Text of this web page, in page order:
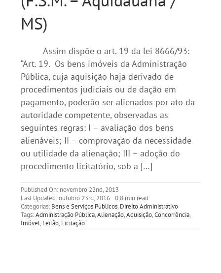
MS)
Assim dispõe o art. 19 da lei 8666/93:
“Art. 19. Os bens imóveis da Administração
Pública, cuja aquisição haja derivado de
procedimentos judiciais ou de dação em
pagamento, poderão ser alienados por ato da
autoridade competente, observadas as
seguintes regras: I – avaliação dos bens
alienáveis; II – comprovação da necessidade
ou utilidade da alienação; III – adoção do
procedimento licitatório, sob a […]
Published On: novembro 22nd, 2013
Last Updated: outubro 23rd, 2016 0,8 min read
Categorias: Bens e Serviços Públicos, Direito Administrativo
Tags:Administração Pública,Alienação,Aquisição,Concorrência,
Imóvel, Leilão, Licitação